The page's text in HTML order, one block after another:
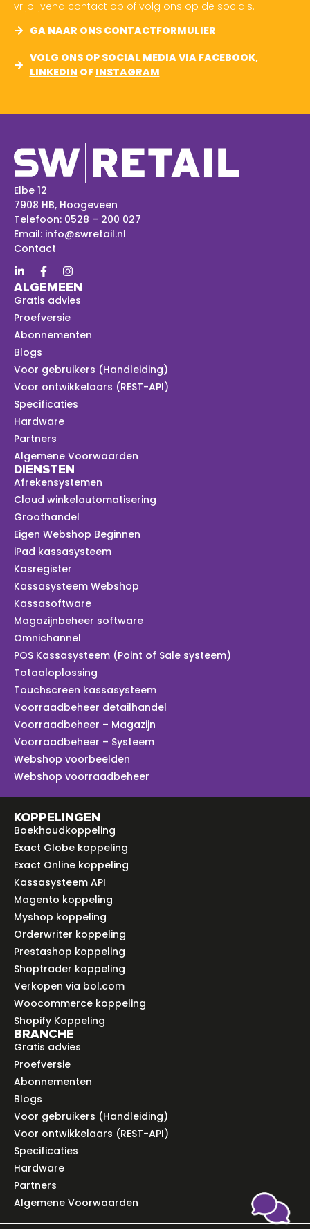
vrijblijvend contact op of volg ons op de socials.
GA NAAR ONS CONTACTFORMULIER
VOLG ONS OP SOCIAL MEDIA VIA FACEBOOK,
LINKEDIN OF INSTAGRAM
Elbe 12
7908 HB, Hoogeveen
Telefoon: 0528 – 200 027
Email: info@swretail.nl
Contact
DIENSTEN
Afrekensystemen
Cloud winkelautomatisering
Groothandel
Eigen Webshop Beginnen
iPad kassasysteem
Kasregister
Kassasysteem Webshop
Kassasoftware
Magazijnbeheer software
Omnichannel
POS Kassasysteem (Point of Sale systeem)
Totaaloplossing
Touchscreen kassasysteem
Voorraadbeheer detailhandel
Voorraadbeheer – Magazijn
Voorraadbeheer – Systeem
Webshop voorbeelden
Webshop voorraadbeheer
ALGEMEEN
Gratis advies
Proefversie
Abonnementen
Blogs
Voor gebruikers (Handleiding)
Voor ontwikkelaars (REST-API)
Specificaties
Hardware
Partners
Algemene Voorwaarden
KOPPELINGEN
Boekhoudkoppeling
Exact Globe koppeling
Exact Online koppeling
Kassasysteem API
Magento koppeling
Myshop koppeling
Orderwriter koppeling
Prestashop koppeling
Shoptrader koppeling
Verkopen via bol.com
Woocommerce koppeling
Shopify Koppeling
BRANCHE
Gratis advies
Proefversie
Abonnementen
Blogs
Voor gebruikers (Handleiding)
Voor ontwikkelaars (REST-API)
Specificaties
Hardware
Partners
Algemene Voorwaarden